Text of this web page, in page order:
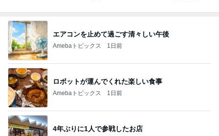
エアコンを止めて過ごす清々しい午後
Amebaトピックス 1日前
ロボットが運んでくれた楽しい食事
Amebaトピックス 1日前
4年ぶりに1人で参戦したお店